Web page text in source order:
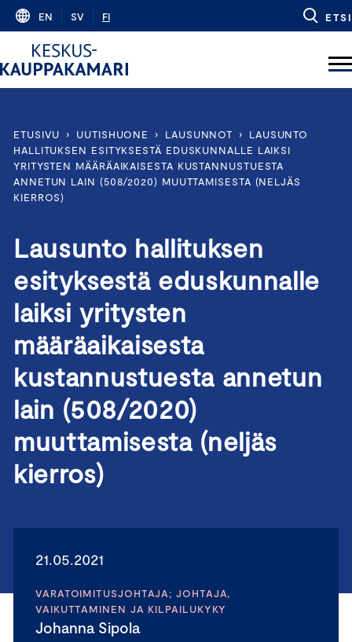
Skip
content
EN SV FI ETSI
ETUSIVU › UUTISHUONE › LAUSUNNOT ›
LAUSUNTO
HALLITUKSEN ESITYKSESTÄ EDUSKUNNALLE LAIKSI
YRITYSTEN MÄÄRÄAIKAISESTA KUSTANNUSTUESTA
ANNETUN LAIN (508/2020) MUUTTAMISESTA (NELJÄS
KIERROS)
Lausunto hallituksen
esityksestä eduskunnalle
laiksi yritysten
määräaikaisesta
kustannustuesta annetun
lain (508/2020)
muuttamisesta (neljäs
kierros)
21.05.2021
VARATOIMITUSJOHTAJA; JOHTAJA,
VAIKUTTAMINEN JA KILPAILUKYKY
Johanna Sipola